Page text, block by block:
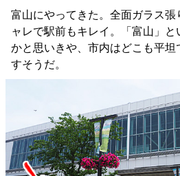
富山にやってきた。全面ガラス
ャレで駅前もキレイ。「富山」
かと思いきや、市内はどこも平
すそうだ。